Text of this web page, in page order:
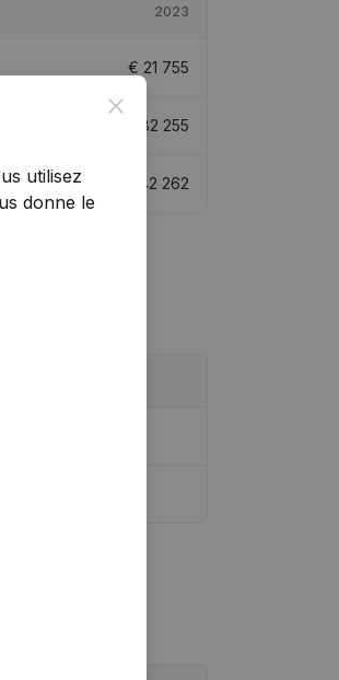
2023
€ 21 755
82 255
42 262
Close
utilisez
donne le